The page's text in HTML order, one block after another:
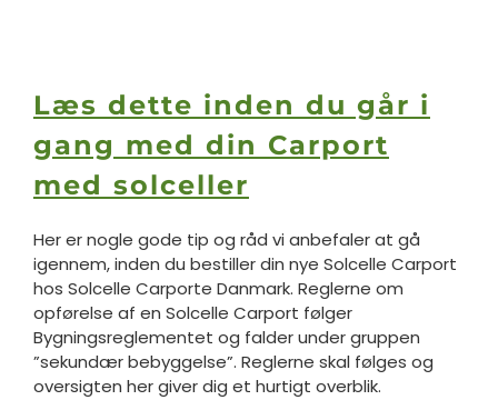
Læs dette inden du går i
gang med din Carport
med solceller
Her er nogle gode tip og råd vi anbefaler at gå
igennem, inden du bestiller din nye Solcelle Carport
hos Solcelle Carporte Danmark. Reglerne om
opførelse af en Solcelle Carport følger
Bygningsreglementet og falder under gruppen
”sekundær bebyggelse”. Reglerne skal følges og
oversigten her giver dig et hurtigt overblik.